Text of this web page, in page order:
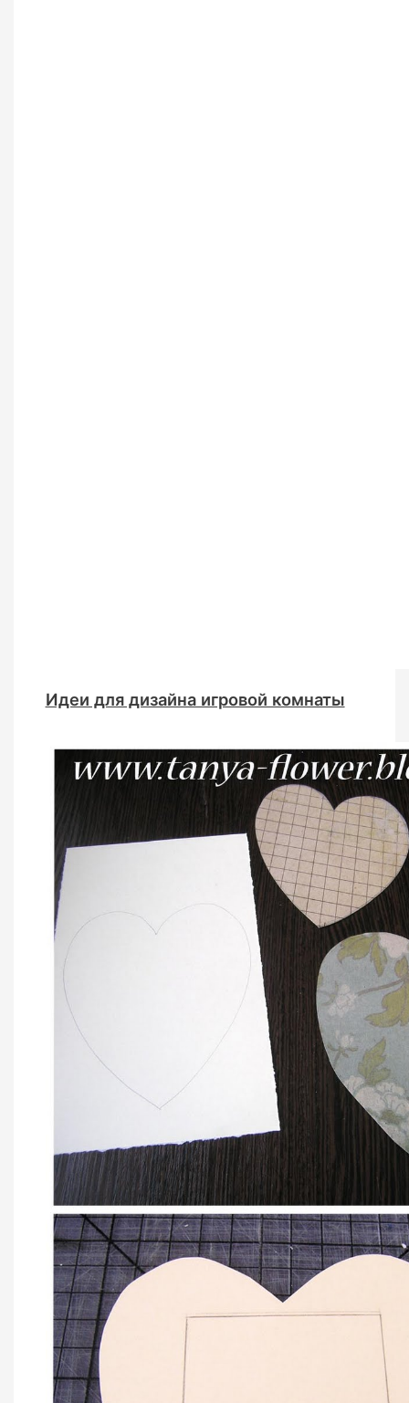
Идеи для дизайна игровой комнаты